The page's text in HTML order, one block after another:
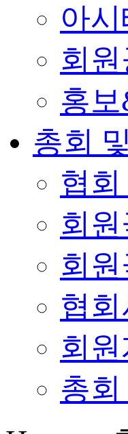
아
회
홍
총회
협
회
회
협회
회
총